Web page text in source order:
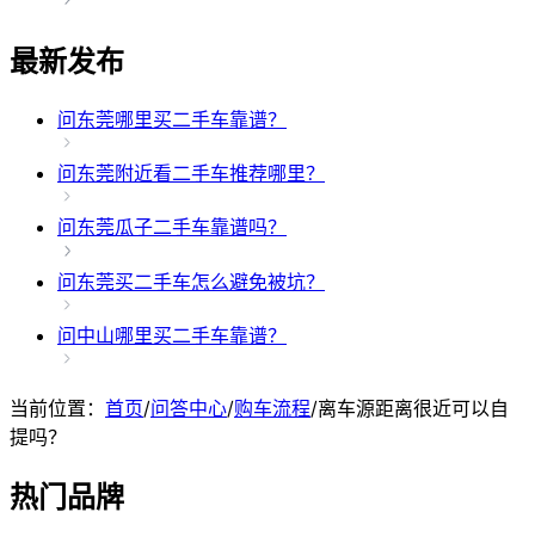
最新发布
问东莞哪里买二手车靠谱？
问东莞附近看二手车推荐哪里？
问东莞瓜子二手车靠谱吗？
问东莞买二手车怎么避免被坑？
问中山哪里买二手车靠谱？
当前位置： 首页/问答中心/购车流程/离车源距离很近可以自
提吗？
热门品牌